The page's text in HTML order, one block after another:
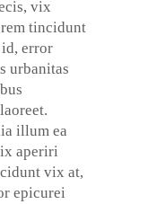
vix
tincidunt
error
urbanitas
illum ea
aperiri
vix at,
epicurei